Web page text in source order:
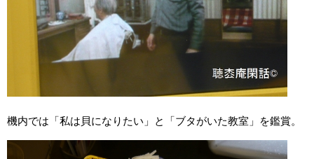
機内では「私は貝になりたい」と「ブタがいた教室」を鑑賞。